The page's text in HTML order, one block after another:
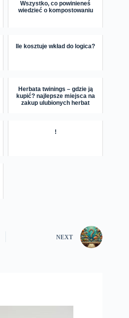
Wszystko, co powinieneś
wiedzieć o kompostowaniu
Ile kosztuje wkład do logica?
Herbata twinings – gdzie ją
kupić? najlepsze miejsca na
zakup ulubionych herbat
!
NEXT